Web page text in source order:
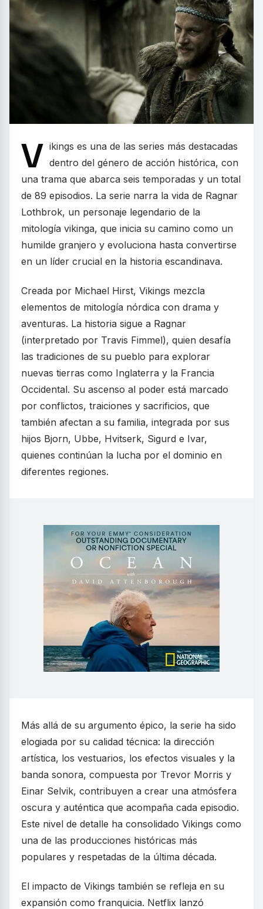
V ikings es una de las series más destacadas
dentro del género de acción histórica, con
una trama que abarca seis temporadas y un total
de 89 episodios. La serie narra la vida de Ragnar
Lothbrok, un personaje legendario de la
mitología vikinga, que inicia su camino como un
humilde granjero y evoluciona hasta convertirse
en un líder crucial en la historia escandinava.
Creada por Michael Hirst, Vikings mezcla
elementos de mitología nórdica con drama y
aventuras. La historia sigue a Ragnar
(interpretado por Travis Fimmel), quien desafía
las tradiciones de su pueblo para explorar
nuevas tierras como Inglaterra y la Francia
Occidental. Su ascenso al poder está marcado
por conflictos, traiciones y sacrificios, que
también afectan a su familia, integrada por sus
hijos Bjorn, Ubbe, Hvitserk, Sigurd e Ivar,
quienes continúan la lucha por el dominio en
diferentes regiones.
Más allá de su argumento épico, la serie ha sido
elogiada por su calidad técnica: la dirección
artística, los vestuarios, los efectos visuales y la
banda sonora, compuesta por Trevor Morris y
Einar Selvik, contribuyen a crear una atmósfera
oscura y auténtica que acompaña cada episodio.
Este nivel de detalle ha consolidado Vikings como
una de las producciones históricas más
populares y respetadas de la última década.
El impacto de Vikings también se refleja en su
expansión como franquicia. Netflix lanzó